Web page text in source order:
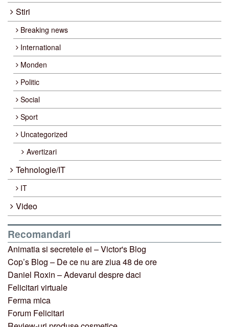
Stiri
Breaking news
International
Monden
Politic
Social
Sport
Uncategorized
Avertizari
Tehnologie/IT
IT
Video
Recomandari
Animatia si secretele ei – Victor's Blog
Cop’s Blog – De ce nu are ziua 48 de ore
Daniel Roxin – Adevarul despre daci
Felicitari virtuale
Ferma mica
Forum Felicitari